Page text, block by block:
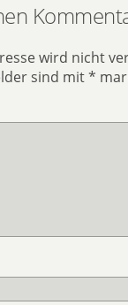
wird nicht
sind mit*